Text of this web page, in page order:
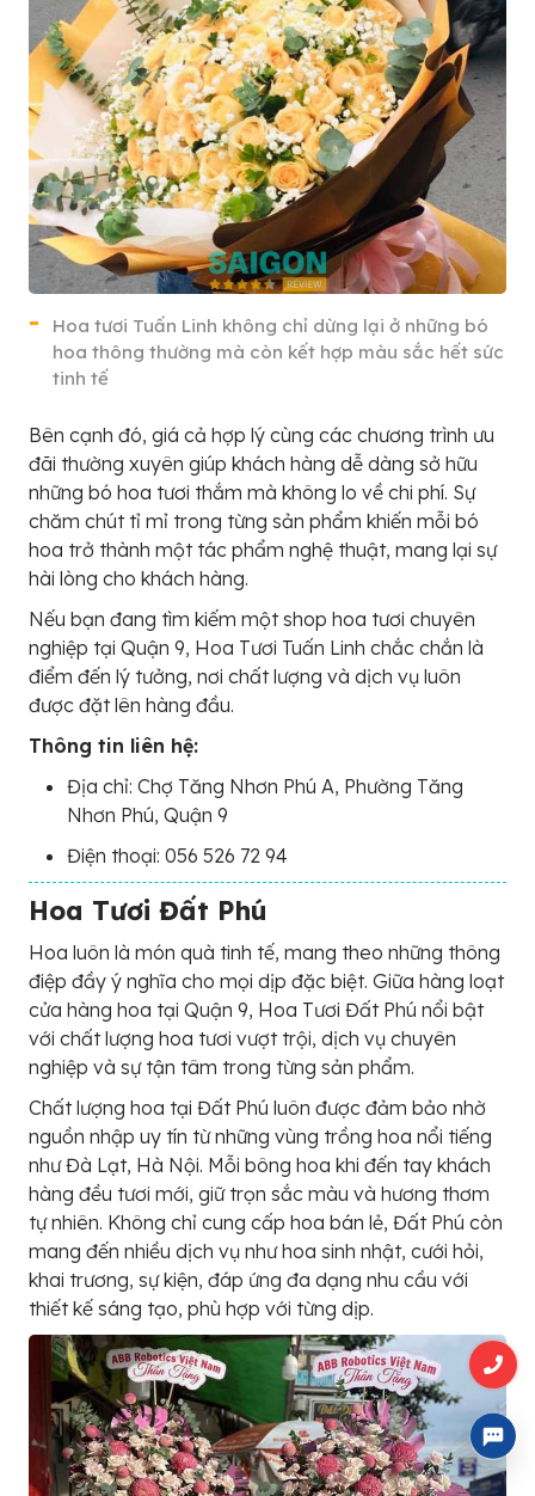
Hoa tươi Tuấn Linh không chỉ dừng lại ở những bó
hoa thông thường mà còn kết hợp màu sắc hết sức
tinh tế
Bên cạnh đó, giá cả hợp lý cùng các chương trình ưu
đãi thường xuyên giúp khách hàng dễ dàng sở hữu
những bó hoa tươi thắm mà không lo về chi phí. Sự
chăm chút tỉ mỉ trong từng sản phẩm khiến mỗi bó
hoa trở thành một tác phẩm nghệ thuật, mang lại sự
hài lòng cho khách hàng.
Nếu bạn đang tìm kiếm một shop hoa tươi chuyên
nghiệp tại Quận 9, Hoa Tươi Tuấn Linh chắc chắn là
điểm đến lý tưởng, nơi chất lượng và dịch vụ luôn
được đặt lên hàng đầu.
Thông tin liên hệ:
Địa chỉ: Chợ Tăng Nhơn Phú A, Phường Tăng
Nhơn Phú, Quận 9
Điện thoại: 056 526 72 94
Hoa Tươi Đất Phú
Hoa luôn là món quà tinh tế, mang theo những thông
điệp đầy ý nghĩa cho mọi dịp đặc biệt. Giữa hàng loạt
cửa hàng hoa tại Quận 9, Hoa Tươi Đất Phú nổi bật
với chất lượng hoa tươi vượt trội, dịch vụ chuyên
nghiệp và sự tận tâm trong từng sản phẩm.
Chất lượng hoa tại Đất Phú luôn được đảm bảo nhờ
nguồn nhập uy tín từ những vùng trồng hoa nổi tiếng
như Đà Lạt, Hà Nội. Mỗi bông hoa khi đến tay khách
hàng đều tươi mới, giữ trọn sắc màu và hương thơm
tự nhiên. Không chỉ cung cấp hoa bán lẻ, Đất Phú còn
mang đến nhiều dịch vụ như hoa sinh nhật, cưới hỏi,
khai trương, sự kiện, đáp ứng đa dạng nhu cầu với
thiết kế sáng tạo, phù hợp với từng dịp.